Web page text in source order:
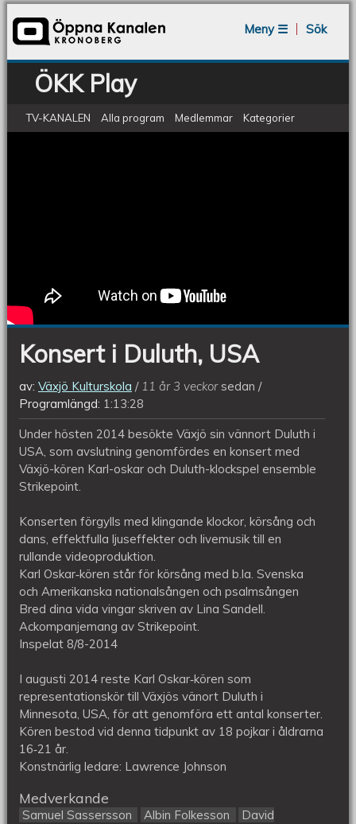
Meny ☰
Sök
ÖKK Play
TV-KANALEN Alla program Medlemmar Kategorier
Konsert i Duluth, USA
av: Växjö Kulturskola 11 år 3 veckorsedan
Programlängd: 1:13:28
Under hösten 2014 besökte Växjö sin vännort Duluth i
USA, som avslutning genomfördes en konsert med
Växjö-kören Karl-oskar och Duluth-klockspel ensemble
Strikepoint.
Konserten förgylls med klingande klockor, körsång och
dans, effektfulla ljuseffekter och livemusik till en
rullande videoproduktion.
Karl Oskar‐kören står för körsång med b.la. Svenska
och Amerikanska nationalsången och psalmsången
Bred dina vida vingar skriven av Lina Sandell.
Ackompanjemang av Strikepoint.
Inspelat 8/8-2014
I augusti 2014 reste Karl Oskar‐kören som
representationskör till Växjös vänort Duluth i
Minnesota, USA, för att genomföra ett antal konserter.
Kören bestod vid denna tidpunkt av 18 pojkar i åldrarna
16‐21 år.
Konstnärlig ledare: Lawrence Johnson
Medverkande
Samuel Sassersson Albin Folkesson
David